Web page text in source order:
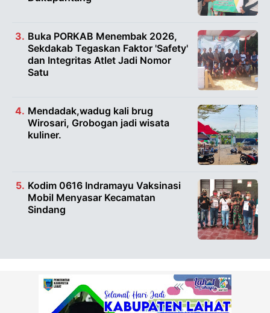
Buka PORKAB Menembak 2026,
Sekdakab Tegaskan Faktor 'Safety'
dan Integritas Atlet Jadi Nomor
Satu
Mendadak,wadug kali brug
Wirosari, Grobogan jadi wisata
kuliner.
Kodim 0616 Indramayu Vaksinasi
Mobil Menyasar Kecamatan
Sindang